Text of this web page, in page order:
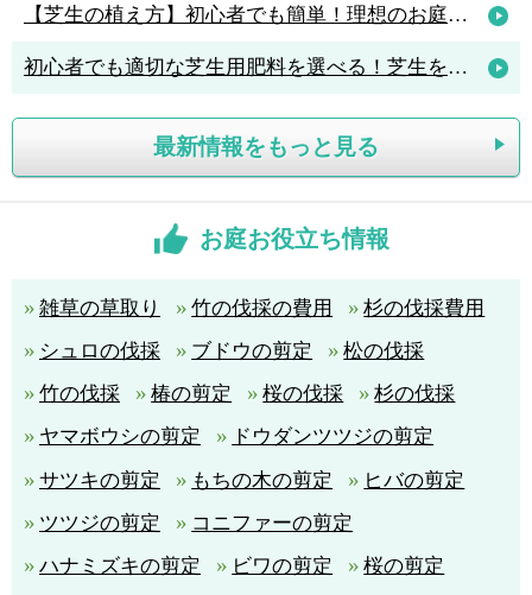
【芝生の植え方】初心者でも簡単！理想のお庭を作る植え方のポイント解説
初心者でも適切な芝生用肥料を選べる！芝生を元気に育てる肥料の知識
最新情報をもっと見る
お庭お役立ち情報
雑草の草取り 竹の伐採の費用
杉の伐採費用
シュロの伐採
ブドウの剪定
松の伐採
竹の伐採
椿の剪定 桜の伐採
杉の伐採
ヤマボウシの剪定
ドウダンツツジの剪定
サツキの剪定
もちの木の剪定
ヒバの剪定
ツツジの剪定
コニファーの剪定
ハナミズキの剪定
ビワの剪定
桜の剪定